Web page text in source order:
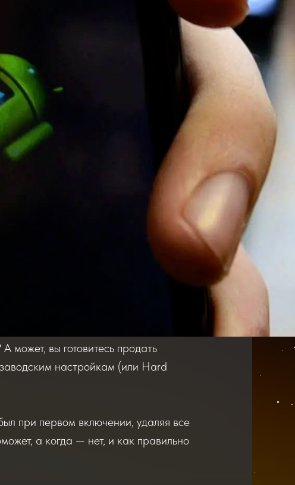
может, вы готовитесь продать
заводским настройкам (или Hard
при первом включении, удаляя все
а когда — нет, и как правильно